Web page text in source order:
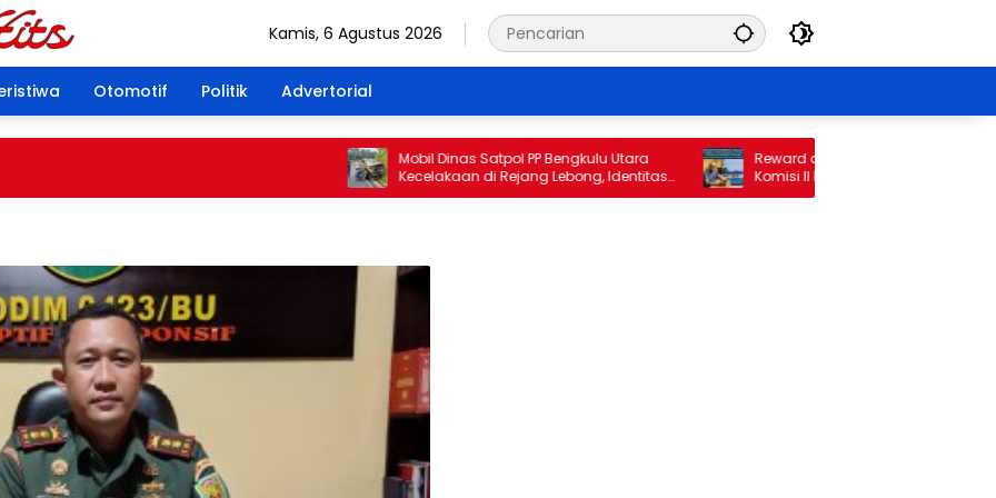
Kamis, 6 Agustus 2026
Otomotif Politik Advertorial
Mobil Dinas Satpol PP Bengkulu Utara
Kecelakaan di Rejang Lebong, Identitas
Pengemudi Tuai Sorotan
Reward di Tengah Kerugian Rp34 Miliar,
Komisi II DPRD Bengkulu Utara Jadwalkan
Pemanggilan Pihak Perumda